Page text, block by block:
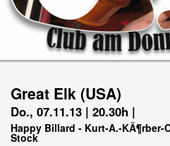
Great Elk (USA)
Do., 07.11.13 | 20.30h |
Happy Billard - Kurt-A.-KÃ¶rber-
Stock